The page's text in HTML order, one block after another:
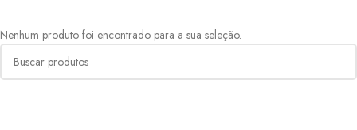
Nenhum produto foi encontrado para a sua seleção.